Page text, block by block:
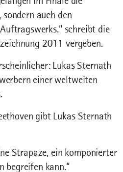
auch den
schreibt die
2011 vergeben.
Lukas Sternath
einer weltweiten
gibt Lukas Sternath
Strapaze, ein komponierter
begreifen kann.“